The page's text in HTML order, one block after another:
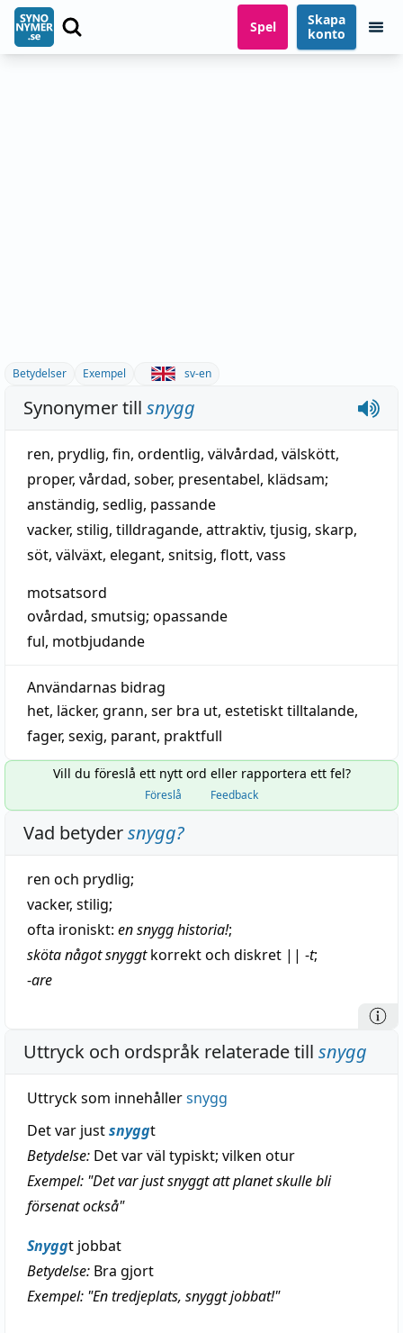
Spel
Skapa
konto
Betydelser Exempel sv-en
Synonymer till snygg
ren, prydlig, fin, ordentlig, välvårdad, välskött,
proper, vårdad, sober, presentabel, klädsam;
anständig, sedlig, passande
vacker, stilig, tilldragande, attraktiv, tjusig, skarp,
söt, välväxt, elegant, snitsig, flott, vass
motsatsord
ovårdad, smutsig; opassande
ful, motbjudande
Användarnas bidrag
het, läcker, grann, ser bra ut, estetiskttilltalande,
fager, sexig, parant, praktfull
Vill du föreslå ett nytt ord eller rapportera ett fel?
Föreslå Feedback
Vad betydersnygg?
ren och prydlig;
vacker, stilig;
ofta ironiskt: en snygghistoria!;
skötanågotsnyggt korrektoch diskret || -t;
-are
Uttryck och ordspråk relaterade till snygg
Uttryck som innehållersnygg
Det var justsnyggt
Betydelse: Det var väl typiskt; vilken otur
Exempel: "Det var just snyggt att planet skulle bli
försenat också"
Snyggt jobbat
Betydelse: Bra gjort
Exempel: "En tredjeplats, snyggt jobbat!"